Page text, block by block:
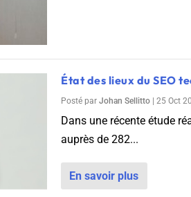
État des lieux du SEO
Posté par Johan Sellitto 25 Oct
Dans une récente étude
auprès de 282...
En savoir plus